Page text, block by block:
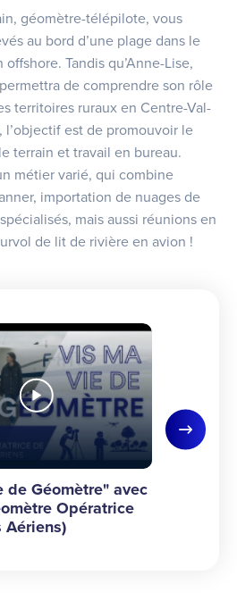
géomètre-télépilote, vous
au bord d’une plage dans le
Tandis qu’Anne-Lise,
de comprendre son rôle
territoires ruraux en Centre-Val-
l’objectif est de promouvoir le
terrain et travail en bureau.
métier varié, qui combine
importation de nuages de
mais aussi réunions en
de lit de rivière en avion !
Slide
de Géomètre" avec Marina
de Géomètre" avec
Opératrice
Aériens)